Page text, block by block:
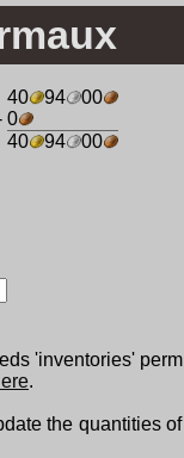
40 94
00
0
40 94 00
'inventories'
.
the quantities